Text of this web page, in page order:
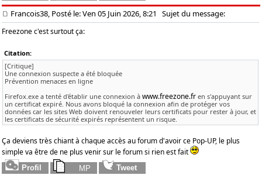
Francois38, Posté le: Ven 05 Juin 2026, 8:21 Sujet du message:
Freezone c'est surtout ça:
Citation:
[Critique]
Une connexion suspecte a été bloquée
Prévention menaces en ligne
Firefox.exe a tenté d'établir une connexion à www.freezone.fr en s'appuyant sur
un certificat expiré. Nous avons bloqué la connexion afin de protéger vos
données car les sites Web doivent renouveler leurs certificats pour rester à jour, et
les certificats de sécurité expirés représentent un risque.
Ça deviens très chiant à chaque accès au forum d'avoir ce Pop-UP, le plus
simple va être de ne plus venir sur le forum si rien est fait